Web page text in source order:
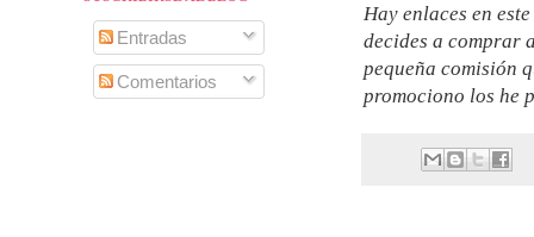
Hay enlaces en
decides a comprar
pequeña comisión
promociono los he
Entradas
Comentarios